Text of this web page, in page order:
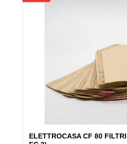
ELETTROCASA CF 80